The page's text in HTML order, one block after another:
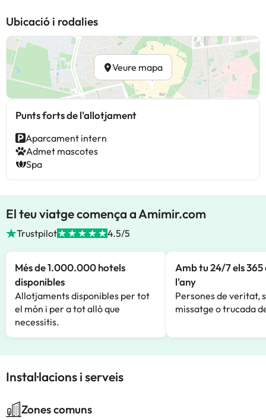
Ubicació i rodalies
Veure mapa
Punts forts de l'allotjament
Aparcament intern
Admet mascotes
Spa
El teu viatge comença a Amimir.com
Trustpilot 4.5/5
Més de 1.000.000 hotels
disponibles
Allotjaments disponibles per tot
el món i per a tot allò que
necessitis.
Amb tu 24/7 els 365
l'any
Persones de veritat,
missatge o trucada
Instal·lacions i serveis
Zones comuns